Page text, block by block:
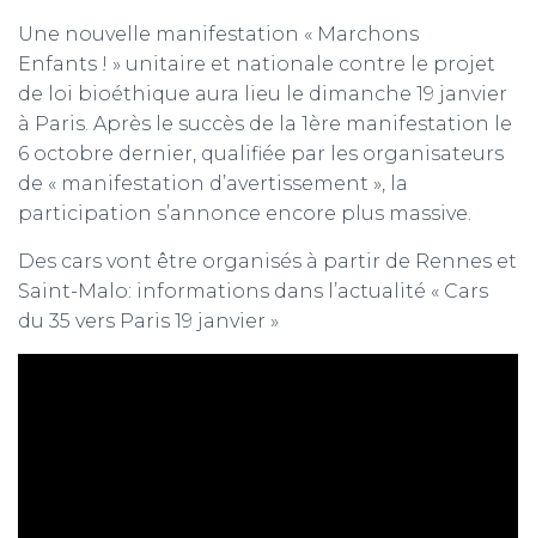
Une nouvelle manifestation « Marchons
Enfants ! » unitaire et nationale contre le projet
de loi bioéthique aura lieu le dimanche 19 janvier
à Paris. Après le succès de la 1ère manifestation le
6 octobre dernier, qualifiée par les organisateurs
de « manifestation d’avertissement », la
participation s’annonce encore plus massive.
Des cars vont être organisés à partir de Rennes et
Saint-Malo: informations dans l’actualité « Cars
du 35 vers Paris 19 janvier »